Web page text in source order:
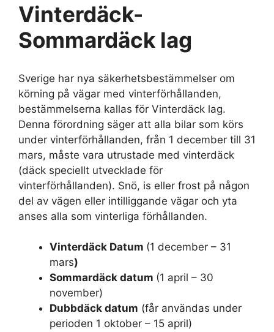
Vinterdäck-
Sommardäck lag
Sverige har nya säkerhetsbestämmelser om
körning på vägar med vinterförhållanden,
bestämmelserna kallas för Vinterdäck lag.
Denna förordning säger att alla bilar som körs
under vinterförhållanden, från 1 december till 31
mars, måste vara utrustade med vinterdäck
(däck speciellt utvecklade för
vinterförhållanden). Snö, is eller frost på någon
del av vägen eller intilliggande vägar och yta
anses alla som vinterliga förhållanden.
Vinterdäck Datum (1 december – 31
mars)
Sommardäck datum (1 april – 30
november)
Dubbdäck datum (får användas under
perioden 1 oktober – 15 april)